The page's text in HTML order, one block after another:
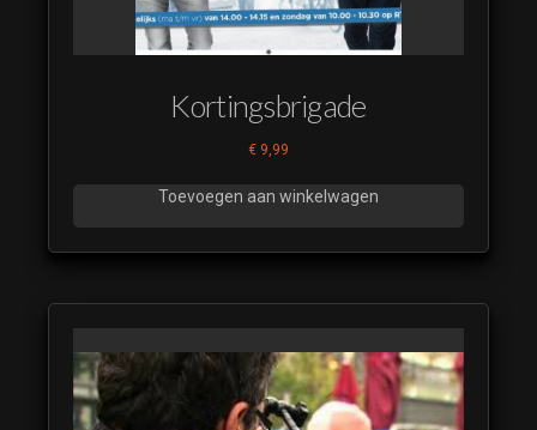
Kortingsbrigade
€ 9,99
Toevoegen aan winkelwagen